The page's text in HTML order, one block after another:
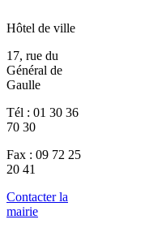
Hôtel de ville
17, rue du
Général de
Gaulle
Tél : 01 30 36
70 30
Fax : 09 72 25
20 41
Contacter la
mairie